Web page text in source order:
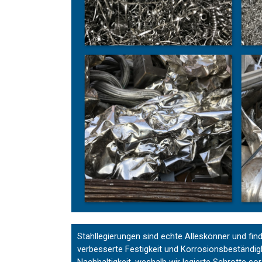
Stahllegierungen sind echte Alleskönner und
verbesserte Festigkeit und